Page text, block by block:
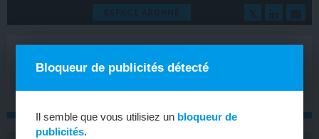
ESPACE ABONNÉ
Bloqueur de publicités détecté
Il semble que vous utilisiez un bloqueur de
publicités.